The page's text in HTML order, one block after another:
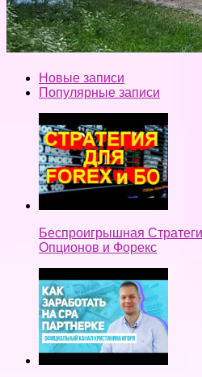
Новые записи
Популярные записи
Беспроигрышная
Опционов и Форекс